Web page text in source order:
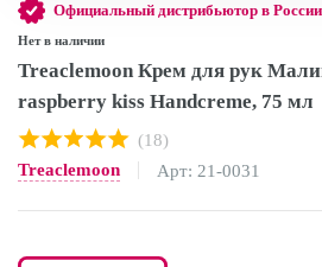
Официальный дистрибьютор в
Нет в наличии
Treaclemoon Крем для рук
raspberry kiss Handcreme, 75 мл
(18)
Treaclemoon
Арт: 21-0031